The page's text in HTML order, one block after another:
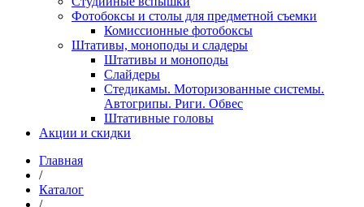
Фотобоксы и столы для предметной съемки
Комиссионные фотобоксы
Штативы, моноподы и сладеры
Штативы и моноподы
Слайдеры
Стедикамы. Моторизованные системы.
Автогрипы. Риги. Обвес
Штативные головы
Акции и скидки
Главная
/
Каталог
/